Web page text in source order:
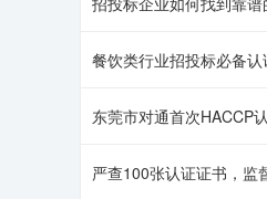
餐饮类行业招投标必备认
东莞市对通首次HACCP
严查100张认证证书，监